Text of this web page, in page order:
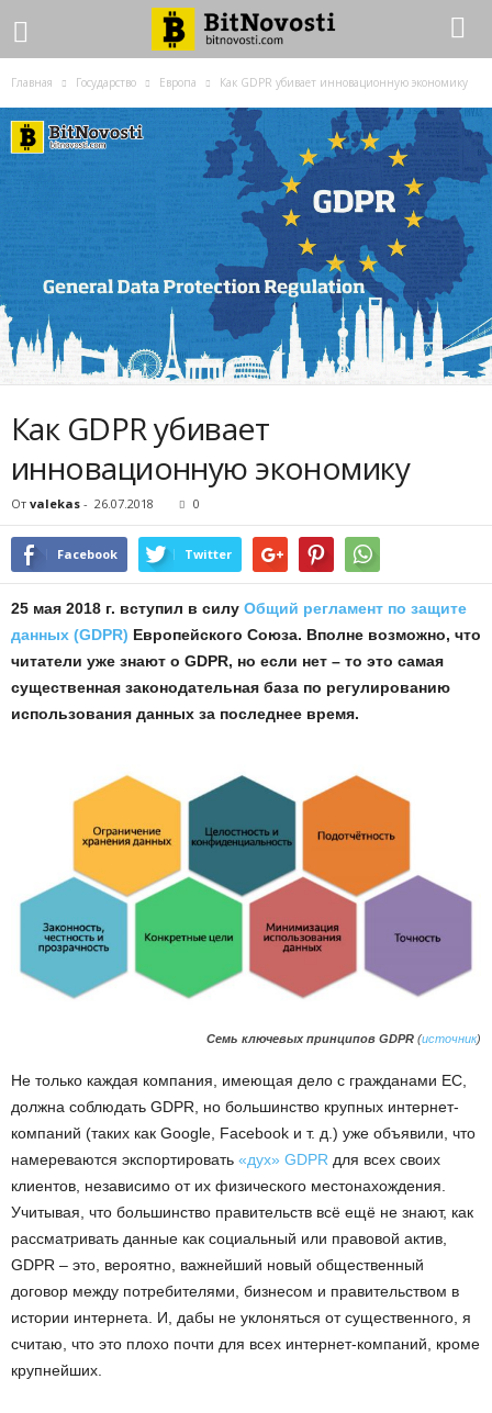
Главная Государство Европа Как GDPR убивает инновационную экономику
Как GDPR убивает
инновационную экономику
От valekas - 26.07.2018 0
Facebook Twitter
25 мая 2018 г. вступил в силу Общий регламент по защите
данных (GDPR) Европейского Союза. Вполне возможно, что
читатели уже знают о GDPR, но если нет – то это самая
существенная законодательная база по регулированию
использования данных за последнее время.
Семь ключевых принципов GDPR (источник)
Не только каждая компания, имеющая дело с гражданами ЕС,
должна соблюдать GDPR, но большинство крупных интернет-
компаний (таких как Google, Facebook и т. д.) уже объявили, что
намереваются экспортировать «дух» GDPR для всех своих
клиентов, независимо от их физического местонахождения.
Учитывая, что большинство правительств всё ещё не знают, как
рассматривать данные как социальный или правовой актив,
GDPR – это, вероятно, важнейший новый общественный
договор между потребителями, бизнесом и правительством в
истории интернета. И, дабы не уклоняться от существенного, я
считаю, что это плохо почти для всех интернет-компаний, кроме
крупнейших.